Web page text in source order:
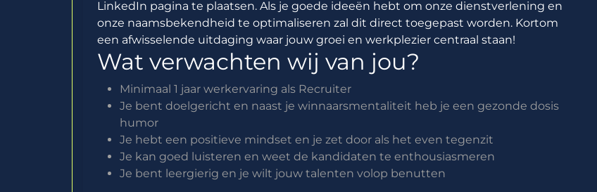
LinkedIn pagina te plaatsen. Als je goede ideeën hebt om onze dienstverlening en
onze naamsbekendheid te optimaliseren zal dit direct toegepast worden. Kortom
een afwisselende uitdaging waar jouw groei en werkplezier centraal staan!
Wat verwachten wij van jou?
Minimaal 1 jaar werkervaring als Recruiter
Je bent doelgericht en naast je winnaarsmentaliteit heb je een gezonde dosis
humor
Je hebt een positieve mindset en je zet door als het even tegenzit
Je kan goed luisteren en weet de kandidaten te enthousiasmeren
Je bent leergierig en je wilt jouw talenten volop benutten